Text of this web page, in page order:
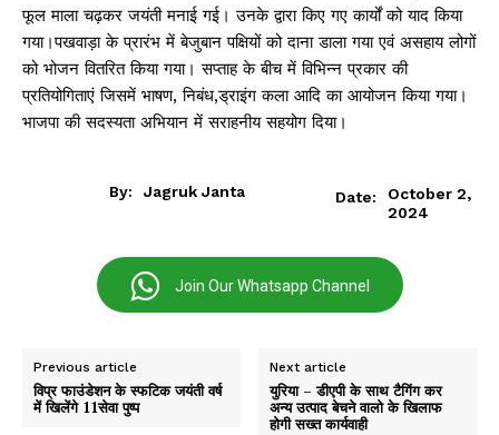
फूल माला चढ़कर जयंती मनाई गई। उनके द्वारा किए गए कार्यों को याद किया
गया।पखवाड़ा के प्रारंभ में बेजुबान पक्षियों को दाना डाला गया एवं असहाय लोगों
को भोजन वितरित किया गया। सप्ताह के बीच में विभिन्न प्रकार की
प्रतियोगिताएं जिसमें भाषण, निबंध,ड्राइंग कला आदि का आयोजन किया गया।
भाजपा की सदस्यता अभियान में सराहनीय सहयोग दिया।
By: Jagruk Janta Date:
October 2,
2024
Join Our Whatsapp Channel
Previous article
विप्र फाउंडेशन के स्फटिक जयंती वर्ष
में खिलेंगे 11सेवा पुष्प
Next article
युरिया – डीएपी के साथ टैगिंग कर
अन्य उत्पाद बेचने वालो के खिलाफ
होगी सख्त कार्यवाही